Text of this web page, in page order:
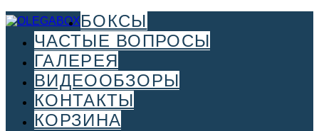
Перейти
к
содержимому
БОКСЫ
ЧАСТЫЕ ВОПРОСЫ
ГАЛЕРЕЯ
ВИДЕООБЗОРЫ
КОНТАКТЫ
КОРЗИНА